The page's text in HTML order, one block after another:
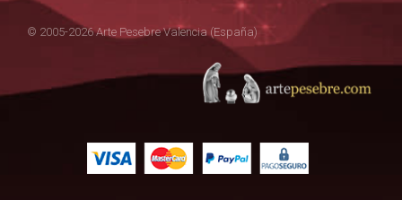
© 2005-2026 Arte Pesebre Valencia (España)